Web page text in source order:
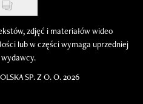
zdjęć i materiałów wideo
lub w części wymaga uprzedniej
SP. Z O. O. 2026